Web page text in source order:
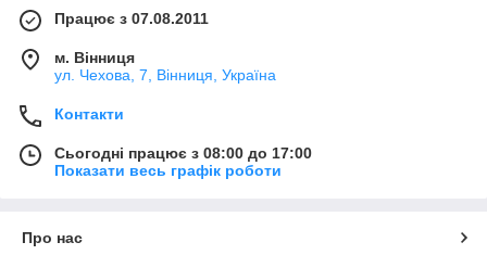
Працює з 07.08.2011
м. Вінниця
ул. Чехова, 7, Вінниця, Україна
Контакти
Сьогодні працює з 08:00 до 17:00
Показати весь графік роботи
Про нас